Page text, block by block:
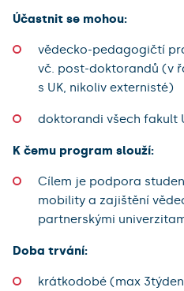
Účastnit se mohou:
vědecko-pedagogičtí
vč. post-doktorandů (v
s UK, nikoliv externisté)
doktorandi všech fakult
K čemu program slouží:
Cílem je podpora
mobility a zajištění
partnerskými
Doba trvání:
krátkodobé (max